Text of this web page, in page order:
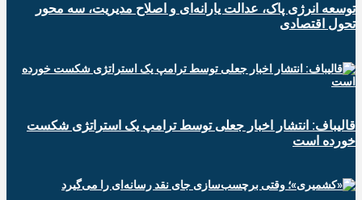
توسعه انرژی پاک، عدالت یارانه‌ای و اصلاح مدیریت، سه محور
تحول اقتصادی
قالیباف: انتشار اخبار جعلی توسط ترامپ یک استراتژی شکست
خورده است